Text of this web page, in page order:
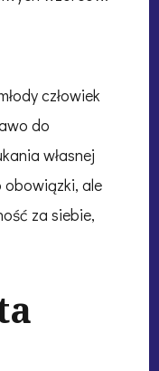
człowiek
do
własnej
ale
za siebie,